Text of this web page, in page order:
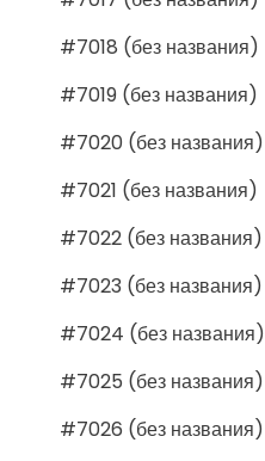
#7018 (без названия)
#7019 (без названия)
#7020 (без названия)
#7021 (без названия)
#7022 (без названия)
#7023 (без названия)
#7024 (без названия)
#7025 (без названия)
#7026 (без названия)